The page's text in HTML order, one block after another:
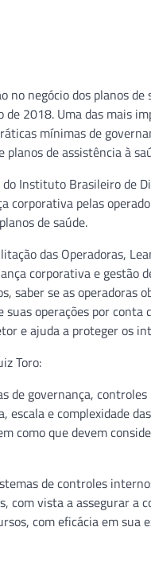
negócio dos planos
de 2018. Uma das mais
mínimas de
planos de assistência à
Instituto Brasileiro de
corporativa pelas
de saúde.
das Operadoras,
corporativa e gestão
saber se as operadoras
operações por
e ajuda a proteger os
Toro:
de governança,
e complexidade
como que devem
de controles
com vista a assegurar a
com eficácia em